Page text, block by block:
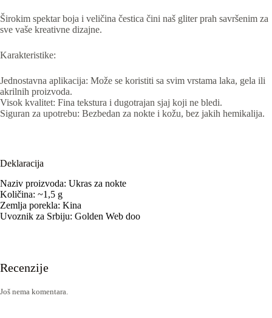
Širokim spektar boja i veličina čestica čini naš gliter prah savršenim za
sve vaše kreativne dizajne.
Karakteristike:
Jednostavna aplikacija: Može se koristiti sa svim vrstama laka, gela ili
akrilnih proizvoda.
Visok kvalitet: Fina tekstura i dugotrajan sjaj koji ne bledi.
Siguran za upotrebu: Bezbedan za nokte i kožu, bez jakih hemikalija.
Deklaracija
Naziv proizvoda: Ukras za nokte
Količina: ~1,5 g
Zemlja porekla: Kina
Uvoznik za Srbiju: Golden Web doo
Recenzije
Još nema komentara.